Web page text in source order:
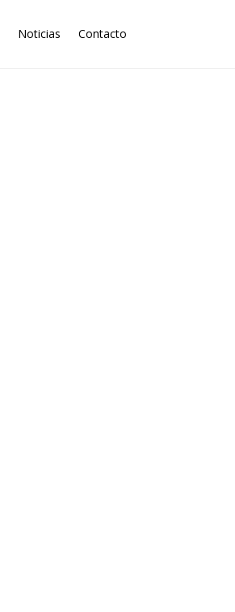
Noticias Contacto